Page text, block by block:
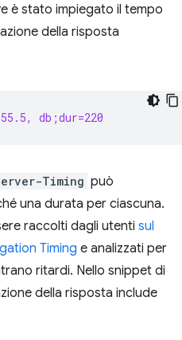
è stato impiegato il tempo
della risposta
db;dur=220
Timing può
una durata per ciascuna.
raccolti dagli utenti sul
Timing e analizzati per
ritardi. Nello snippet di
della risposta include